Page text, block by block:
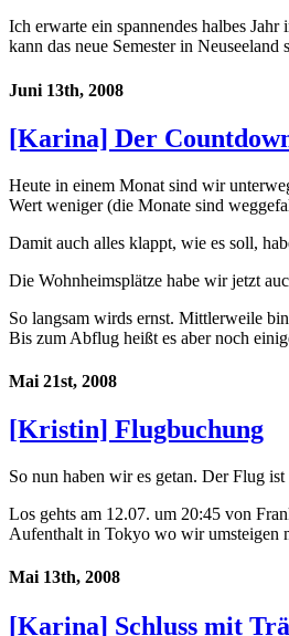
Ich erwarte ein spannendes halbes
kann das neue Semester in Neuseeland
Juni 13th, 2008
[Karina] Der
Heute in einem Monat sind wir
Wert weniger (die Monate sind
Damit auch alles klappt, wie es soll,
Die Wohnheimsplätze habe wir jetzt
So langsam wirds ernst. Mittlerweile
Bis zum Abflug heißt es aber noch
Mai 21st, 2008
[Kristin] Flugbuchung
So nun haben wir es getan. Der Flug ist
Los gehts am 12.07. um 20:45 von
Aufenthalt in Tokyo wo wir umsteigen
Mai 13th, 2008
[Karina] Schluss mit